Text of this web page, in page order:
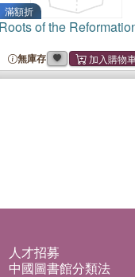
滿額折
Roots of the
無庫存
人才招募
中國圖書館分類法